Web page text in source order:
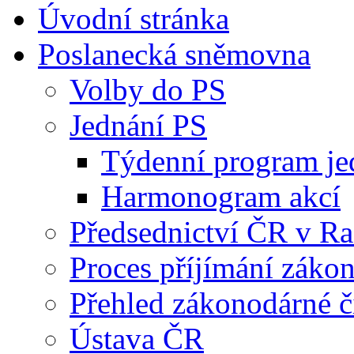
Úvodní stránka
Poslanecká sněmovna
Volby do PS
Jednání PS
Týdenní program
Harmonogram akcí
Předsednictví ČR v
Proces příjímání
Přehled zákonodárné
Ústava ČR